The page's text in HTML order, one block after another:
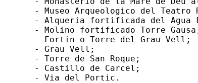
- Museo Arqueologico del Teatro
- Alqueria fortificada del Agua
- Molino fortificado Torre
  - Fortin o Torre del Grau Vell;
  - Grau Vell;
  - Torre de San Roque;
  - Castillo de Carcel;
  - Via del Portic.